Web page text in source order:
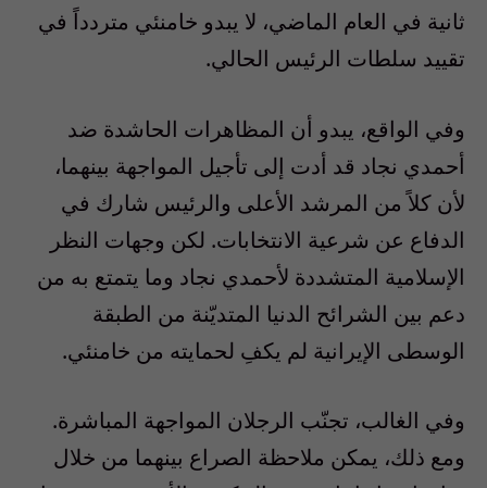
ثانية في العام الماضي، لا يبدو خامنئي متردداً في
تقييد سلطات الرئيس الحالي.
وفي الواقع، يبدو أن المظاهرات الحاشدة ضد
أحمدي نجاد قد أدت إلى تأجيل المواجهة بينهما،
لأن كلاً من المرشد الأعلى والرئيس شارك في
الدفاع عن شرعية الانتخابات. لكن وجهات النظر
الإسلامية المتشددة لأحمدي نجاد وما يتمتع به من
دعم بين الشرائح الدنيا المتديّنة من الطبقة
الوسطى الإيرانية لم يكفِ لحمايته من خامنئي.
وفي الغالب، تجنّب الرجلان المواجهة المباشرة.
ومع ذلك، يمكن ملاحظة الصراع بينهما من خلال